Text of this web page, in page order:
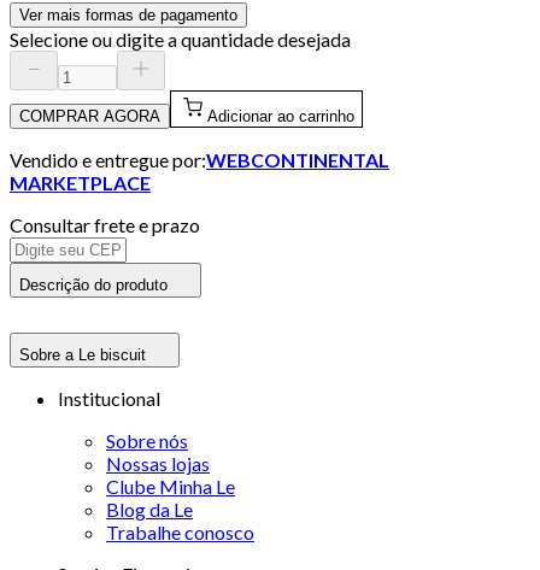
Ver mais formas de pagamento
Selecione ou digite a quantidade desejada
COMPRAR AGORA Adicionar ao carrinho
Vendido e entregue por:WEBCONTINENTAL
MARKETPLACE
Consultar frete e prazo
Descrição do produto
Sobre a Le biscuit
Institucional
Sobre nós
Nossas lojas
Clube Minha Le
Blog da Le
Trabalhe conosco